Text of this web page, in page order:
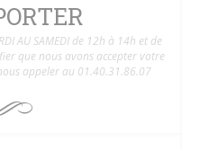
AU SAMEDI de 12h à 14h et de
que nous avons accepter votre
appeler au 01.40.31.86.07